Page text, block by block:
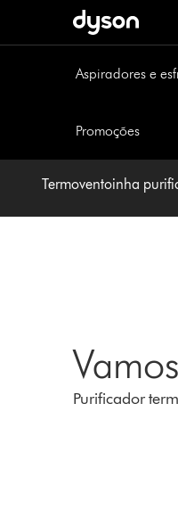
Aspiradores e
Promoções
Termoventoinha
Purificador